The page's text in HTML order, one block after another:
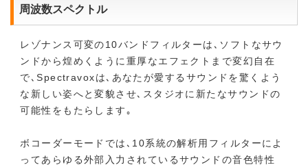
周波数スペクトル
レゾナンス可変の10バンドフィルターは､ソフトなサウ
ンドから煌めくように重厚なエフェクトまで変幻自在
で､Spectravoxは､あなたが愛するサウンドを驚くよう
な新しい姿へと変貌させ､スタジオに新たなサウンドの
可能性をもたらします｡
ボコーダーモードでは､10系統の解析用フィルターによ
ってあらゆる外部入力されているサウンドの音色特性